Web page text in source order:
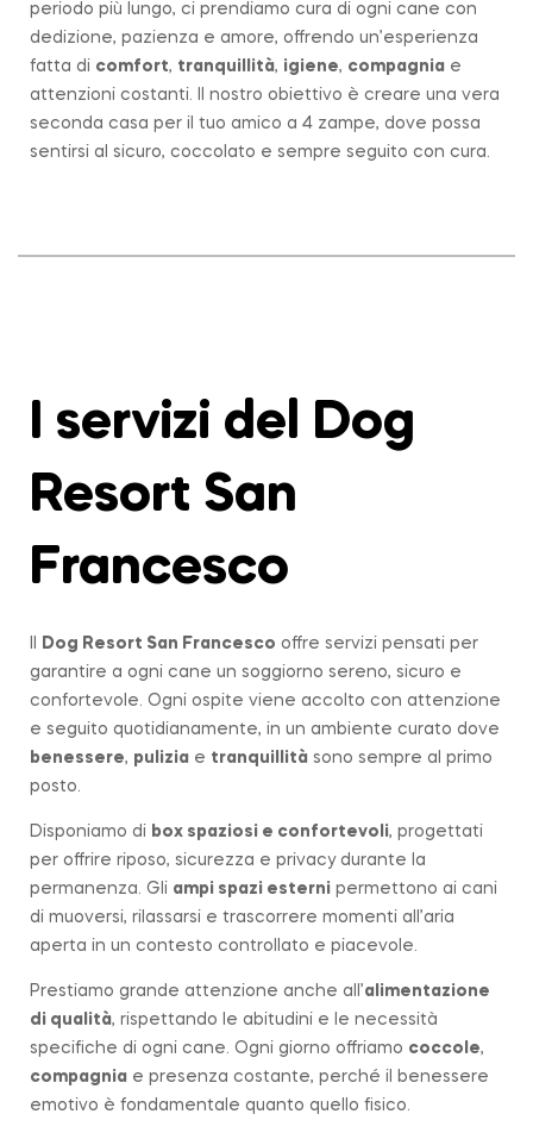
periodo più lungo, ci prendiamo cura di ogni cane con
dedizione, pazienza e amore, offrendo un’esperienza
fatta di comfort, tranquillità, igiene, compagnia e
attenzioni costanti. Il nostro obiettivo è creare una vera
seconda casa per il tuo amico a 4 zampe, dove possa
sentirsi al sicuro, coccolato e sempre seguito con cura.
I servizi del Dog
Resort San
Francesco
Dog Resort San Francesco offre servizi pensati per
garantire a ogni cane un soggiorno sereno, sicuro e
confortevole. Ogni ospite viene accolto con attenzione
e seguito quotidianamente, in un ambiente curato dove
benessere, pulizia e tranquillità sono sempre al primo
posto.
Disponiamo di box spaziosi e confortevoli, progettati
per offrire riposo, sicurezza e privacy durante la
permanenza. Gli ampi spazi esterni permettono ai cani
di muoversi, rilassarsi e trascorrere momenti all’aria
aperta in un contesto controllato e piacevole.
Prestiamo grande attenzione anche all’alimentazione
di qualità, rispettando le abitudini e le necessità
specifiche di ogni cane. Ogni giorno offriamo coccole,
compagnia e presenza costante, perché il benessere
emotivo è fondamentale quanto quello fisico.